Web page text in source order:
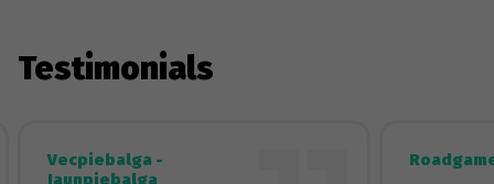
Testimonials
Vecpiebalga -
Jaunpiebalga